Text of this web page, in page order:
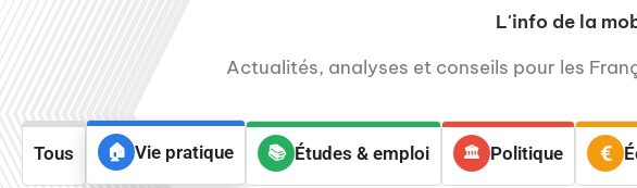
L'info de la
Actualités, analyses et conseils pour les
Tous Vie pratique Études & emploi Politique